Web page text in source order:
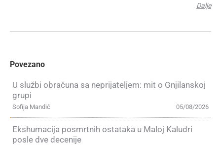
Dalje
Povezano
U službi obračuna sa neprijateljem: mit o Gnjilanskoj
grupi
05/08/2026
Sofija Mandić
Ekshumacija posmrtnih ostataka u Maloj Kaludri
posle dve decenije